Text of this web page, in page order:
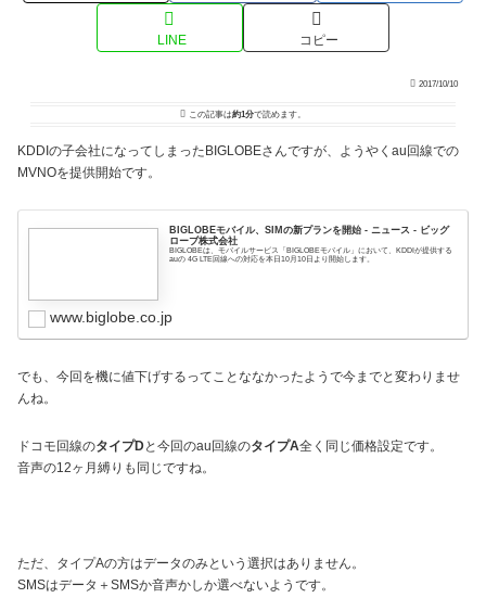
LINE コピー
2017/10/10
この記事は約1分で読めます。
KDDIの子会社になってしまったBIGLOBEさんですが、ようやくau回線での
MVNOを提供開始です。
BIGLOBEモバイル、SIMの新プランを開始 - ニュース - ビッグ
ローブ株式会社
BIGLOBEは、モバイルサービス「BIGLOBEモバイル」において、KDDIが提供する
auの 4G LTE回線への対応を本日10月10日より開始します。
www.biglobe.co.jp
でも、今回を機に値下げするってことななかったようで今までと変わりませ
んね。
ドコモ回線のタイプDと今回のau回線のタイプA全く同じ価格設定です。
音声の12ヶ月縛りも同じですね。
ただ、タイプAの方はデータのみという選択はありません。
SMSはデータ＋SMSか音声かしか選べないようです。